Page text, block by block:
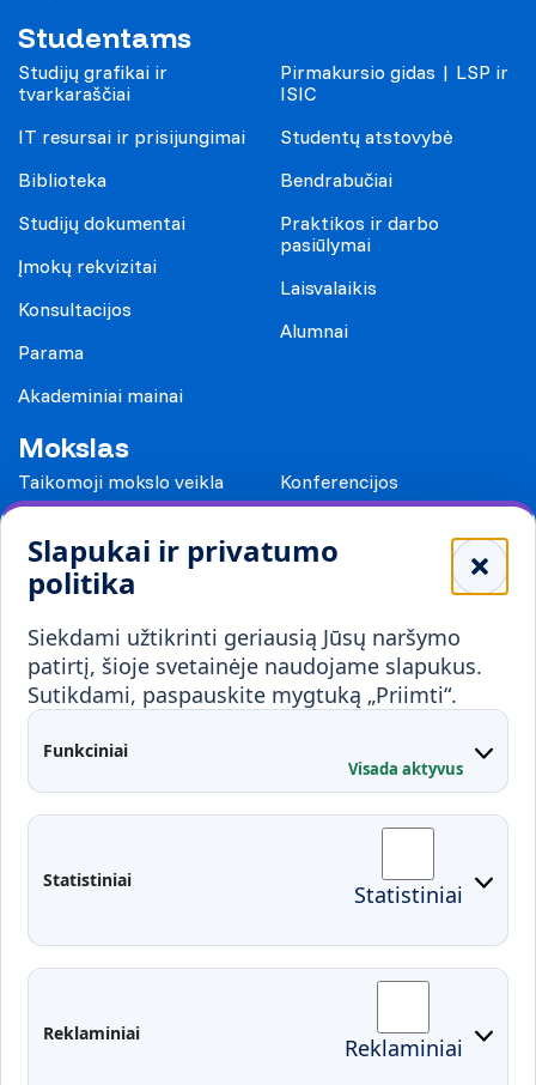
Slapukai ir privatumo
politika
Siekdami užtikrinti geriausią Jūsų naršymo
patirtį, šioje svetainėje naudojame slapukus.
Sutikdami, paspauskite mygtuką „Priimti“.
Funkciniai
Visada aktyvus
Statistiniai Statistiniai
Reklaminiai Reklaminiai
Studentams
Studijų grafikai ir
tvarkaraščiai
IT resursai ir prisijungimai
Biblioteka
Studijų dokumentai
Įmokų rekvizitai
Konsultacijos
Parama
Akademiniai mainai
Pirmakursio gidas | LSP ir
ISIC
Studentų atstovybė
Bendrabučiai
Praktikos ir darbo
pasiūlymai
Laisvalaikis
Alumnai
Mokslas
Taikomoji mokslo veikla
Konferencijos
Mokykloms
Visuomenei ir verslui
Mokymai ir konsultavimas
Partnerystės
Karjera
Kontaktai
Administracija
Fakultetai
Studentų atstovybė
Moodle
EDINA
Pasirengimas ekstremaliai